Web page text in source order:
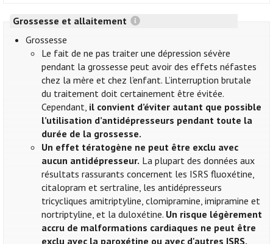
Grossesse et allaitement
Grossesse
Le fait de ne pas traiter une dépression sévère
pendant la grossesse peut avoir des effets néfastes
chez la mère et chez l’enfant. L’interruption brutale
du traitement doit certainement être évitée.
Cependant, il convient d’éviter autant que possible
l’utilisation d’antidépresseurs pendant toute la
durée de la grossesse.
Un effet tératogène ne peut être exclu avec
aucun antidépresseur. La plupart des données aux
résultats rassurants concernent les ISRS fluoxétine,
citalopram et sertraline, les antidépresseurs
tricycliques amitriptyline, clomipramine, imipramine et
nortriptyline, et la duloxétine. Un risque légèrement
accru de malformations cardiaques ne peut être
exclu avec la paroxétine ou avec d'autres ISRS.